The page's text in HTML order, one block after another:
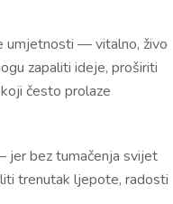
umjetnosti — vitalno, živo
zapaliti ideje, proširiti
često prolaze
jer bez tumačenja svijet
trenutak ljepote, radosti